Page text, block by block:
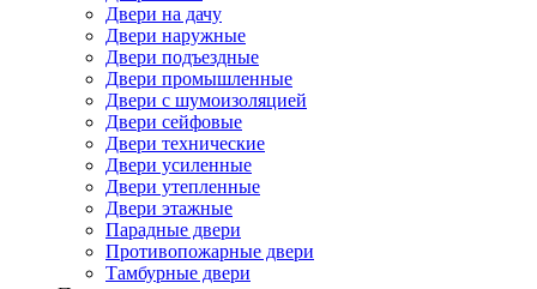
Двери на дачу
Двери наружные
Двери подъездные
Двери промышленные
Двери с шумоизоляцией
Двери сейфовые
Двери технические
Двери усиленные
Двери утепленные
Двери этажные
Парадные двери
Противопожарные двери
Тамбурные двери